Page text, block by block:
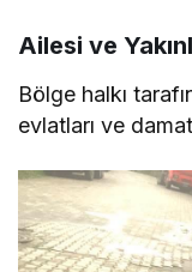
​Ailesi ve
​Bölge halkı
evlatları ve